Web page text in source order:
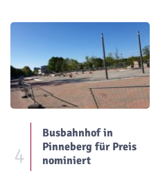
4
Busbahnhof in
Pinneberg für Preis
nominiert